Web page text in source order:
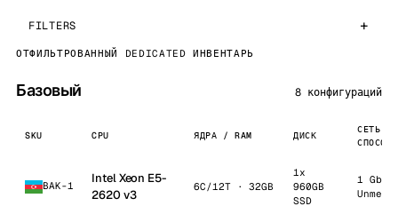
FILTERS
ОТФИЛЬТРОВАННЫЙ DEDICATED ИНВЕНТАРЬ
Базовый 8 конфигураций
SKU CPU ЯДРА / RAM ДИСК
СЕТЬ /
BAK-1
Intel Xeon E5-
2620 v3
6C/12T · 32GB
1x
960GB
SSD
1